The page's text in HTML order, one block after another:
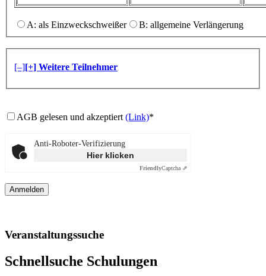
A: als Einzweckschweißer B: allgemeine Verlängerung
[–][+] Weitere Teilnehmer
AGB gelesen und akzeptiert (Link)*
Anti-Roboter-Verifizierung
Hier klicken
FriendlyCaptcha ⇗
Veranstaltungssuche
Schnellsuche Schulungen